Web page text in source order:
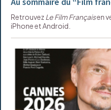
Retrouvez Le Film Françaisen
iPhone et Android.